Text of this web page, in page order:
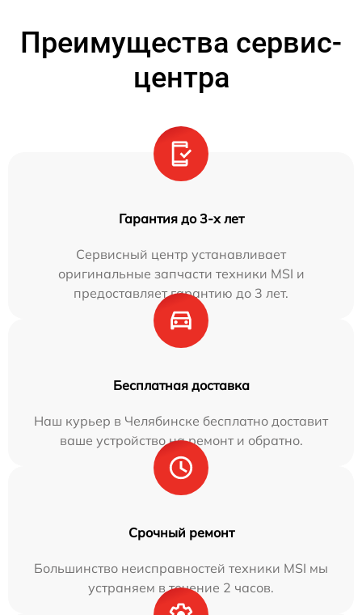
Преимущества сервис-
центра
Гарантия до 3-х лет
Сервисный центр устанавливает
оригинальные запчасти техники MSI и
предоставляет гарантию до 3 лет.
Бесплатная доставка
Наш курьер в Челябинске бесплатно доставит
ваше устройство на ремонт и обратно.
Срочный ремонт
Большинство неисправностей техники MSI мы
устраняем в течение 2 часов.